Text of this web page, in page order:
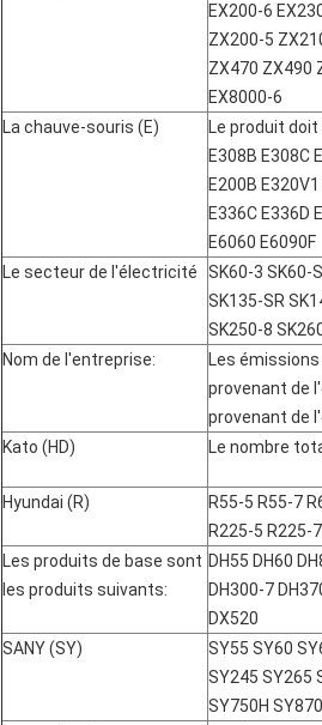
EX200-6
ZX200-5
ZX470 ZX490
EX8000-6
La chauve-souris (E)
Le produit doit
E308B E308C
E200B
E336C E336D
E6060 E6090F
Le secteur de l'électricité
SK60-3 SK60-
SK135-SR
SK250-8
Nom de l'entreprise:
Les
provenant de
provenant de
Kato (HD)
Le nombre
Hyundai (R)
R55-5 R55-7
R225-5 R225-
Les produits de base sont
les produits suivants:
DH55 DH60
DH300-7
DX520
SANY (SY)
SY55 SY60
SY245 SY265
SY750H